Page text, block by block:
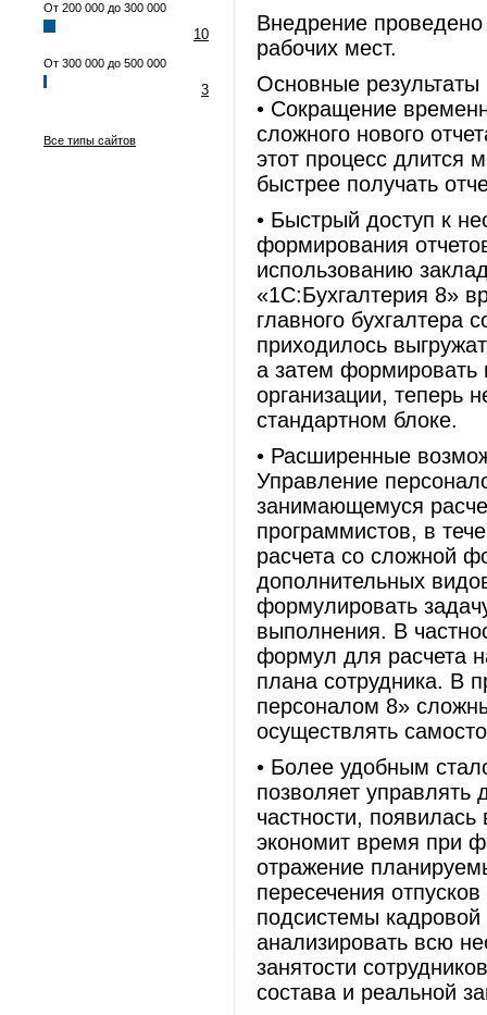
От 200 000 до 300 000
10
От 300 000 до 500 000
3
Все типы сайтов
Внедрение
рабочих мест.
Основные
• Сокращение
сложного нового
этот процесс длится
быстрее получать
• Быстрый доступ к
формирования
использованию
«1С:Бухгалтерия 8»
главного бухгалтера
приходилось
а затем формировать
организации, теперь
стандартном блоке.
• Расширенные
Управление
занимающемуся
программистов, в
расчета со сложной
дополнительных
формулировать
выполнения. В
формул для расчета
плана сотрудника. В
персоналом 8»
осуществлять
• Более удобным
позволяет управлять
частности,
экономит время при
отражение
пересечения
подсистемы кадровой
анализировать всю
занятости
состава и реальной